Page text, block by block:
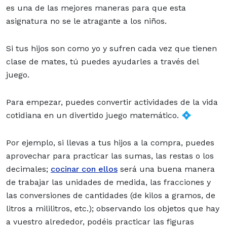
es una de las mejores maneras para que esta
asignatura no se le atragante a los niños.
Si tus hijos son como yo y sufren cada vez que tienen
clase de mates, tú puedes ayudarles a través del
juego.
Para empezar, puedes convertir actividades de la vida
cotidiana en un divertido juego matemático. 💠
Por ejemplo, si llevas a tus hijos a la compra, puedes
aprovechar para practicar las sumas, las restas o los
decimales; cocinar con ellos será una buena manera
de trabajar las unidades de medida, las fracciones y
las conversiones de cantidades (de kilos a gramos, de
litros a mililitros, etc.); observando los objetos que hay
a vuestro alrededor, podéis practicar las figuras